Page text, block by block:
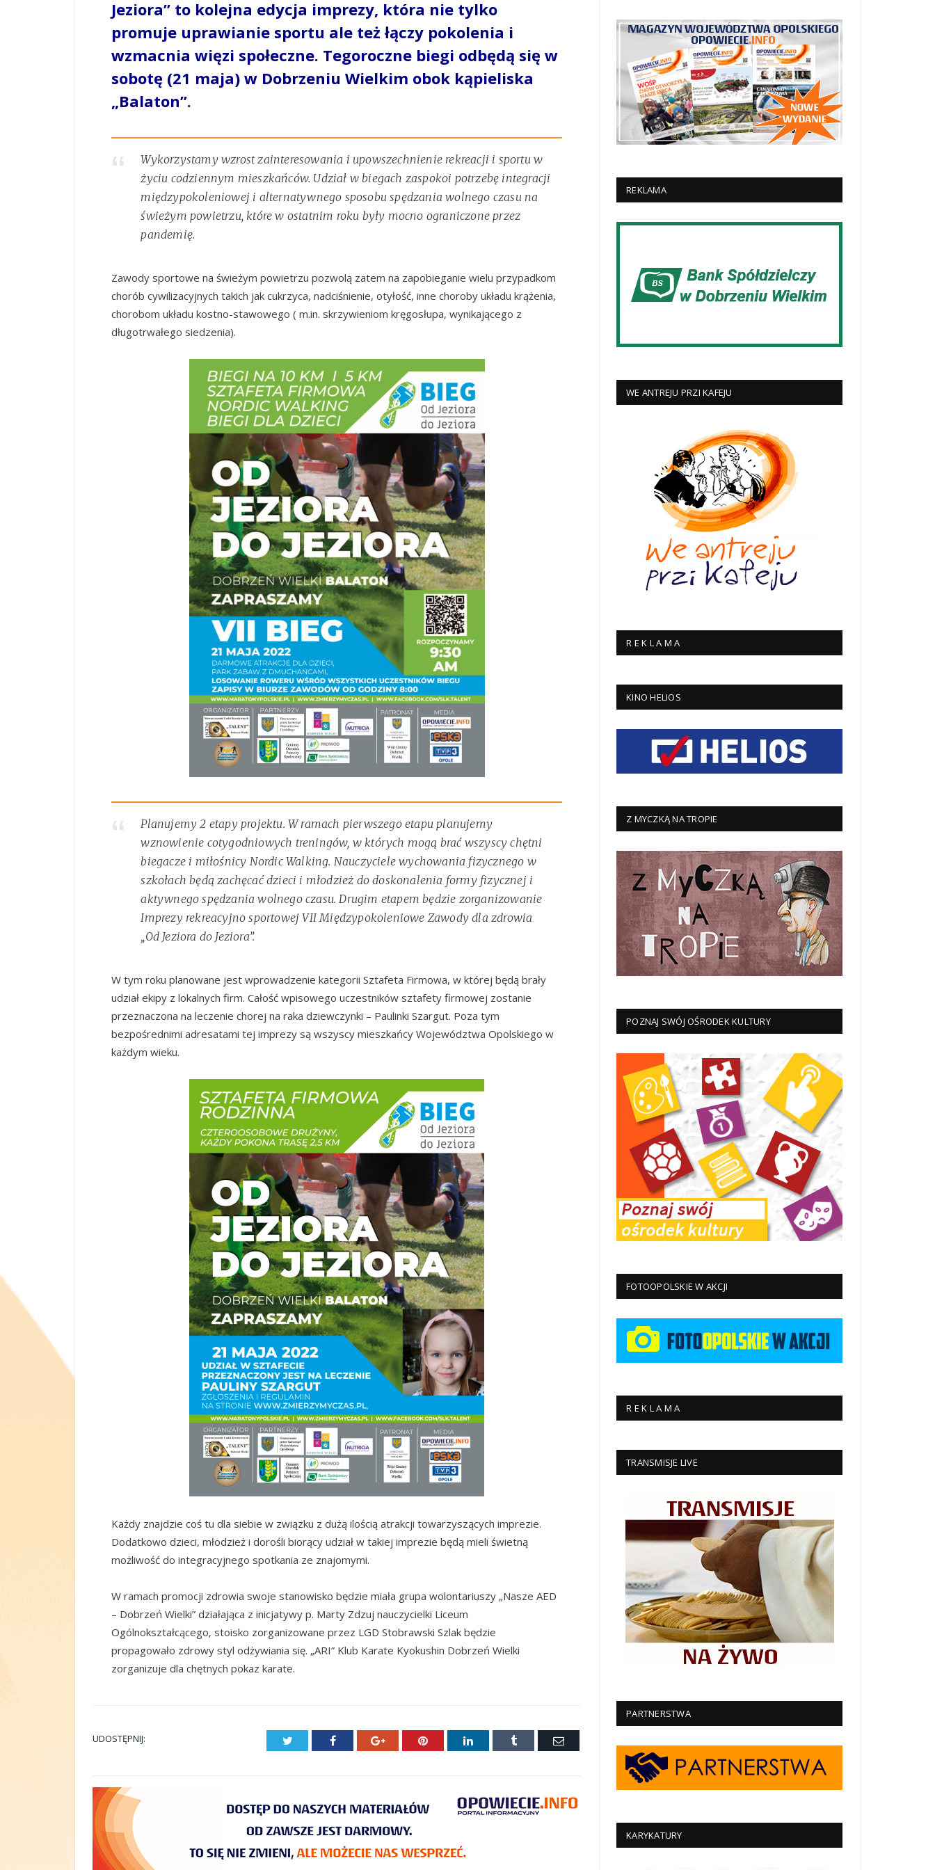
Jeziora” to kolejna edycja imprezy, która nie tylko
promuje uprawianie sportu ale też łączy pokolenia i
wzmacnia więzi społeczne. Tegoroczne biegi odbędą się w
sobotę (21 maja) w Dobrzeniu Wielkim obok kąpieliska
„Balaton”.
Wykorzystamy wzrost zainteresowania i upowszechnienie rekreacji i sportu w
życiu codziennym mieszkańców. Udział w biegach zaspokoi potrzebę integracji
międzypokoleniowej i alternatywnego sposobu spędzania wolnego czasu na
świeżym powietrzu, które w ostatnim roku były mocno ograniczone przez
pandemię.
Zawody sportowe na świeżym powietrzu pozwolą zatem na zapobieganie wielu przypadkom
chorób cywilizacyjnych takich jak cukrzyca, nadciśnienie, otyłość, inne choroby układu krążenia,
chorobom układu kostno-stawowego ( m.in. skrzywieniom kręgosłupa, wynikającego z
długotrwałego siedzenia).
Planujemy 2 etapy projektu. W ramach pierwszego etapu planujemy
wznowienie cotygodniowych treningów, w których mogą brać wszyscy chętni
biegacze i miłośnicy Nordic Walking. Nauczyciele wychowania fizycznego w
szkołach będą zachęcać dzieci i młodzież do doskonalenia formy fizycznej i
aktywnego spędzania wolnego czasu. Drugim etapem będzie zorganizowanie
Imprezy rekreacyjno sportowej VII Międzypokoleniowe Zawody dla zdrowia
„Od Jeziora do Jeziora”.
W tym roku planowane jest wprowadzenie kategorii Sztafeta Firmowa, w której będą brały
udział ekipy z lokalnych firm. Całość wpisowego uczestników sztafety firmowej zostanie
przeznaczona na leczenie chorej na raka dziewczynki – Paulinki Szargut. Poza tym
bezpośrednimi adresatami tej imprezy są wszyscy mieszkańcy Województwa Opolskiego w
każdym wieku.
Każdy znajdzie coś tu dla siebie w związku z dużą ilością atrakcji towarzyszących imprezie.
Dodatkowo dzieci, młodzież i dorośli biorący udział w takiej imprezie będą mieli świetną
możliwość do integracyjnego spotkania ze znajomymi.
W ramach promocji zdrowia swoje stanowisko będzie miała grupa wolontariuszy „Nasze AED
– Dobrzeń Wielki” działająca z inicjatywy p. Marty Zdzuj nauczycielki Liceum
Ogólnokształcącego, stoisko zorganizowane przez LGD Stobrawski Szlak będzie
propagowało zdrowy styl odżywiania się. „ARI” Klub Karate Kyokushin Dobrzeń Wielki
zorganizuje dla chętnych pokaz karate.
UDOSTĘPNIJ: Twitter Facebook Google+ Pinterest LinkedIn Tumblr
E-
REKLAMA
WE ANTREJU PRZI KAFEJU
R E K L A M A
KINO HELIOS
Z MYCZKĄ NA TROPIE
POZNAJ SWÓJ OŚRODEK KULTURY
FOTOOPOLSKIE W AKCJI
R E K L A M A
TRANSMISJE LIVE
PARTNERSTWA
KARYKATURY